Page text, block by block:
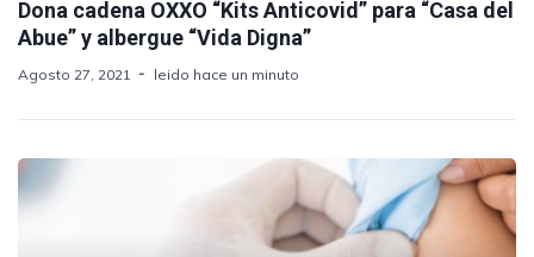
Dona cadena OXXO “Kits Anticovid” para “Casa del
Abue” y albergue “Vida Digna”
Agosto 27, 2021 leido hace un minuto